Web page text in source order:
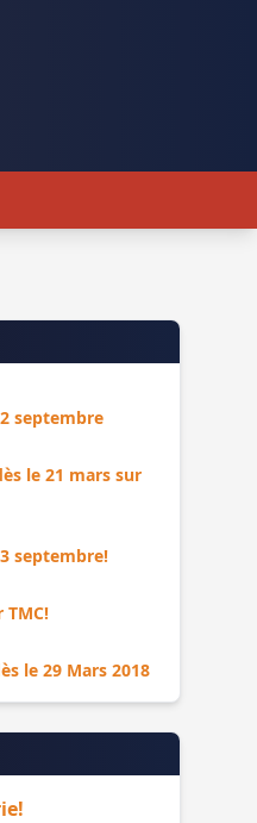
septembre
le 21 mars sur
septembre!
le 29 Mars 2018